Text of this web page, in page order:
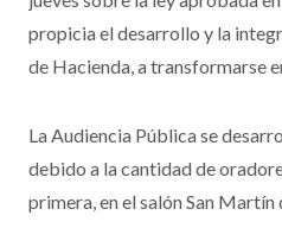
jueves sobre la ley aprobada
propicia el desarrollo y la
de Hacienda, a transformarse
La Audiencia Pública se
debido a la cantidad de
primera, en el salón San Martín